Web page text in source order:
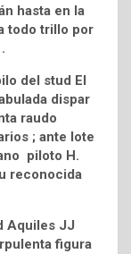
hasta en la
todo trillo por
del stud El
dispar
raudo
; ante lote
piloto H.
reconocida
Aquiles JJ
figura